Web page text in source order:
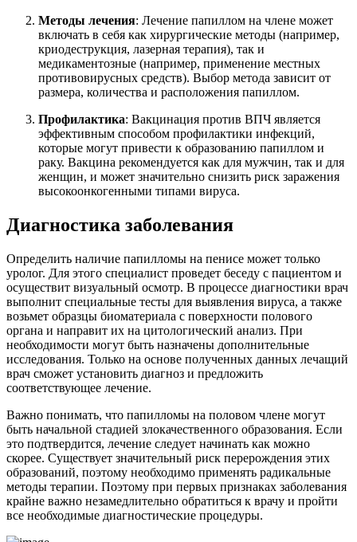
Методы лечения: Лечение папиллом на члене может
включать в себя как хирургические методы (например,
криодеструкция, лазерная терапия), так и
медикаментозные (например, применение местных
противовирусных средств). Выбор метода зависит от
размера, количества и расположения папиллом.
Профилактика: Вакцинация против ВПЧ является
эффективным способом профилактики инфекций,
которые могут привести к образованию папиллом и
раку. Вакцина рекомендуется как для мужчин, так и для
женщин, и может значительно снизить риск заражения
высокоонкогенными типами вируса.
Диагностика заболевания
Определить наличие папилломы на пенисе может только
уролог. Для этого специалист проведет беседу с пациентом и
осуществит визуальный осмотр. В процессе диагностики врач
выполнит специальные тесты для выявления вируса, а также
возьмет образцы биоматериала с поверхности полового
органа и направит их на цитологический анализ. При
необходимости могут быть назначены дополнительные
исследования. Только на основе полученных данных лечащий
врач сможет установить диагноз и предложить
соответствующее лечение.
Важно понимать, что папилломы на половом члене могут
быть начальной стадией злокачественного образования. Если
это подтвердится, лечение следует начинать как можно
скорее. Существует значительный риск перерождения этих
образований, поэтому необходимо применять радикальные
методы терапии. Поэтому при первых признаках заболевания
крайне важно незамедлительно обратиться к врачу и пройти
все необходимые диагностические процедуры.